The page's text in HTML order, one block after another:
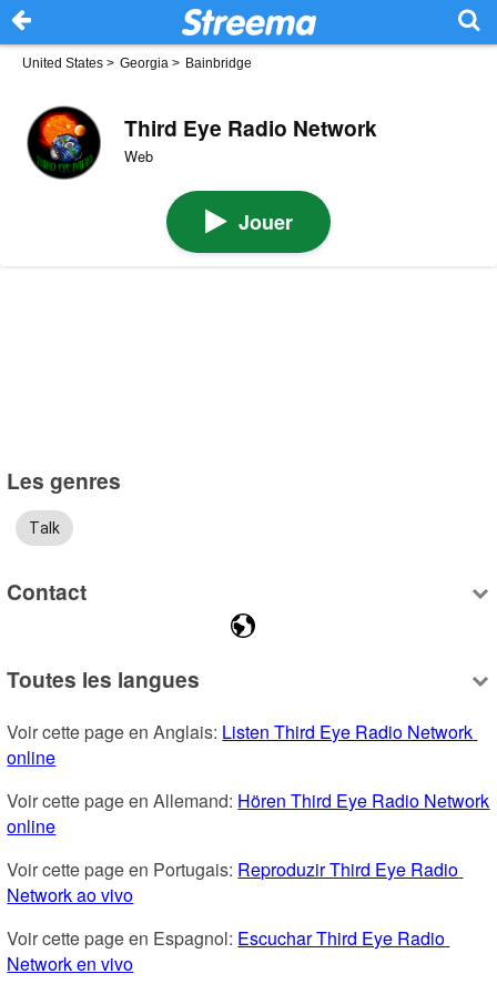
United States > Georgia > Bainbridge
Third Eye Radio Network
Web
Jouer
Les genres
Talk
Contact
Toutes les langues
Voir cette page en Anglais: Listen Third Eye Radio Network
online
Voir cette page en Allemand: Hören Third Eye Radio Network
online
Voir cette page en Portugais: Reproduzir Third Eye Radio
Network ao vivo
Voir cette page en Espagnol: Escuchar Third Eye Radio
Network en vivo